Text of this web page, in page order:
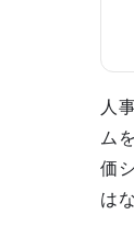
人
ム
価
は